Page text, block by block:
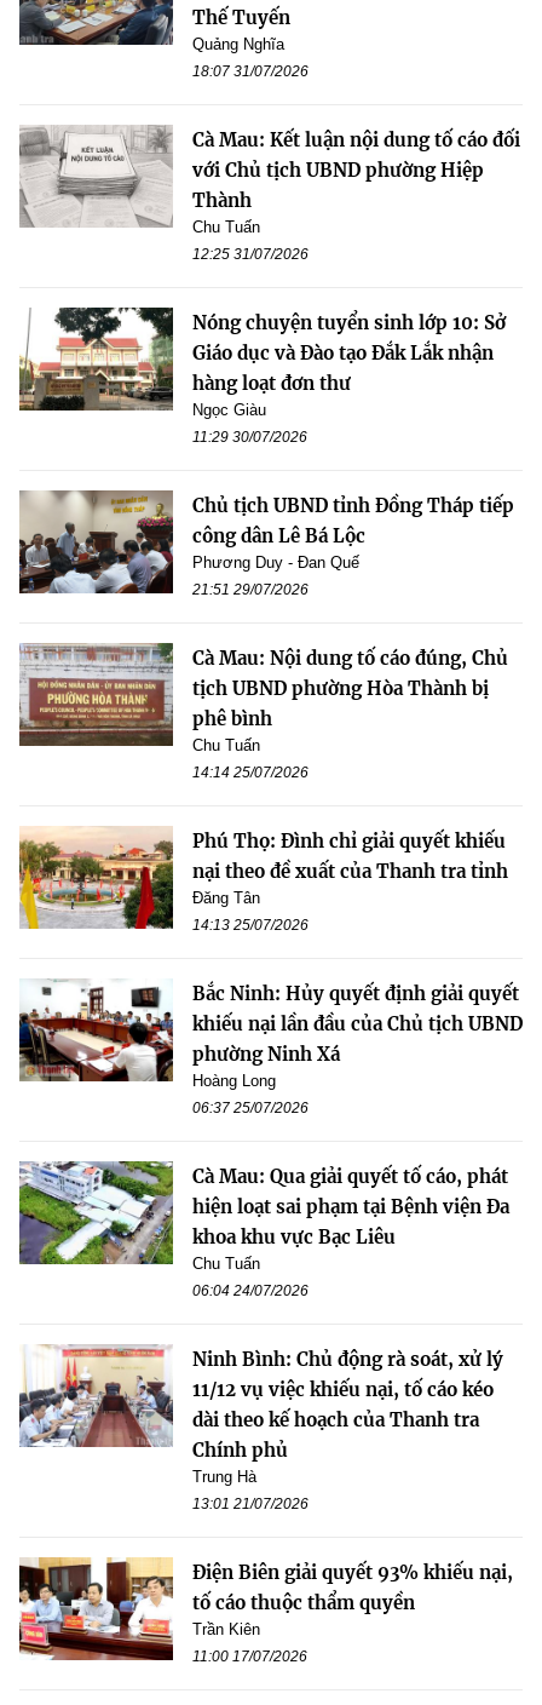
Thế Tuyến
Quảng Nghĩa
18:07 31/07/2026
Cà Mau: Kết luận nội dung tố cáo đối
với Chủ tịch UBND phường Hiệp
Thành
Chu Tuấn
12:25 31/07/2026
Nóng chuyện tuyển sinh lớp 10: Sở
Giáo dục và Đào tạo Đắk Lắk nhận
hàng loạt đơn thư
Ngọc Giàu
11:29 30/07/2026
Chủ tịch UBND tỉnh Đồng Tháp tiếp
công dân Lê Bá Lộc
Phương Duy - Đan Quế
21:51 29/07/2026
Cà Mau: Nội dung tố cáo đúng, Chủ
tịch UBND phường Hòa Thành bị
phê bình
Chu Tuấn
14:14 25/07/2026
Phú Thọ: Đình chỉ giải quyết khiếu
nại theo đề xuất của Thanh tra tỉnh
Đăng Tân
14:13 25/07/2026
Bắc Ninh: Hủy quyết định giải quyết
khiếu nại lần đầu của Chủ tịch UBND
phường Ninh Xá
Hoàng Long
06:37 25/07/2026
Cà Mau: Qua giải quyết tố cáo, phát
hiện loạt sai phạm tại Bệnh viện Đa
khoa khu vực Bạc Liêu
Chu Tuấn
06:04 24/07/2026
Ninh Bình: Chủ động rà soát, xử lý
11/12 vụ việc khiếu nại, tố cáo kéo
dài theo kế hoạch của Thanh tra
Chính phủ
Trung Hà
13:01 21/07/2026
Điện Biên giải quyết 93% khiếu nại,
tố cáo thuộc thẩm quyền
Trần Kiên
11:00 17/07/2026